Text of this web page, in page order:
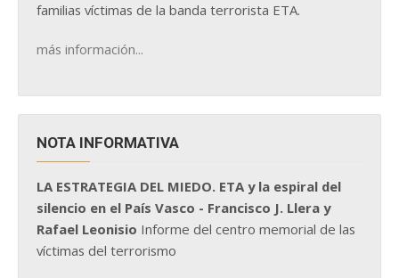
familias víctimas de la banda terrorista ETA.
más información...
NOTA INFORMATIVA
LA ESTRATEGIA DEL MIEDO. ETA y la espiral del
silencio en el País Vasco - Francisco J. Llera y
Rafael Leonisio Informe del centro memorial de las
víctimas del terrorismo